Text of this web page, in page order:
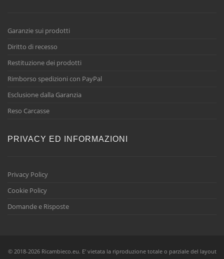
Garanzie sui prodotti
Diritto di recesso
Restituzione dei prodotti
Rimborso spedizioni con PayPal
Esclusione dalla Garanzia
Reso Carcasse
PRIVACY ED INFORMAZIONI
Privacy Policy
Cookie Policy
Domande e Risposte
© 2018-2026 Ricambieco.eu. E' vietata la riproduzione totale o parziale del layout